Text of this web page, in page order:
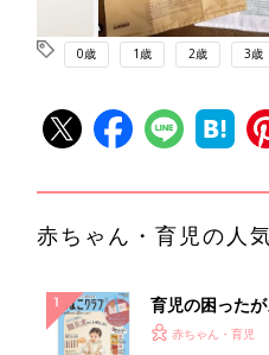
0歳 1歳 2歳 3歳
赤ちゃん・育児の人
育児の困った
『ひよこクラ
赤ちゃん・育児